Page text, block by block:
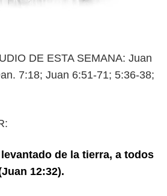
DE ESTA SEMANA: Juan
7:18; Juan 6:51-71; 5:36-38;
de la tierra, a todos
12:32).